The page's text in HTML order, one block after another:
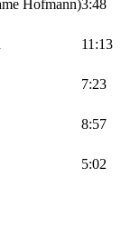
Hofmann)3:48
11:13
7:23
8:57
5:02